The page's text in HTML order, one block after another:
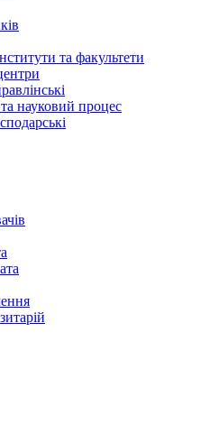
та факультети
науковий процес